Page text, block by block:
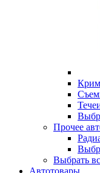
Прочее
Выбрать
Автотовары